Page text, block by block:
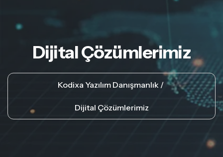
Dijital Çözümlerimiz
Kodixa Yazılım Danışmanlık
Dijital Çözümlerimiz